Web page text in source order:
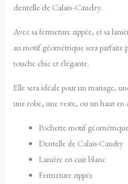
dentelle de Calais-Caudry.
Avec sa fermeture zippée, et sa
au motif géométrique sera parfaite
touche chic et élégante.
Elle sera idéale pour un mariage,
une robe, une veste, ou un haut en
Pochette motif géométrique
Dentelle de Calais-Caudry
Lanière en cuir blanc
Fermeture zippée